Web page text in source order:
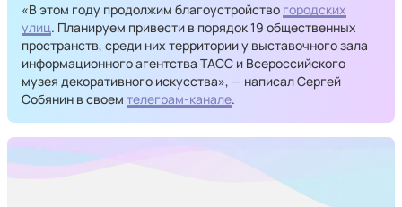
«В этом году продолжим благоустройство городских
улиц. Планируем привести в порядок 19 общественных
пространств, среди них территории у выставочного зала
информационного агентства ТАСС и Всероссийского
музея декоративного искусства», — написал Сергей
Собянин в своем телеграм-канале.